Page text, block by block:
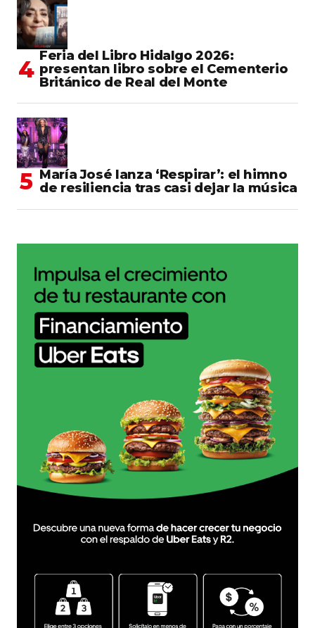
Feria del Libro Hidalgo 2026:
presentan libro sobre el Cementerio
Británico de Real del Monte
María José lanza ‘Respirar’: el himno
de resiliencia tras casi dejar la música